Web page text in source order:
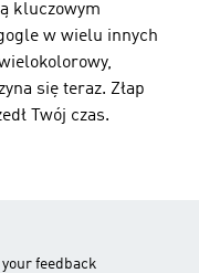
kluczowym
w wielu innych
się teraz. Złap
Twój czas.
feedback